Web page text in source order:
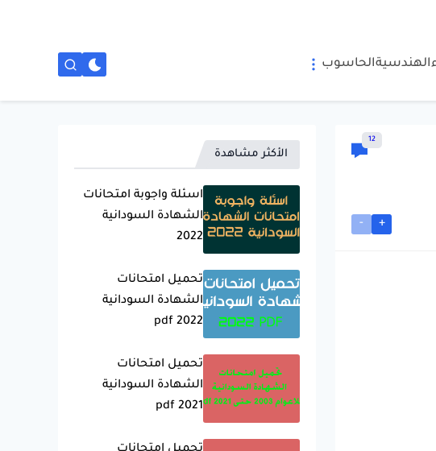
الهندسيةالحاسوب
12
+
-
الأكثر مشاهدة
اسئلة واجوبة امتحانات
الشهادة السودانية
2022
تحميل امتحانات
الشهادة السودانية
2022 pdf
تحميل امتحانات
الشهادة السودانية
2021 pdf